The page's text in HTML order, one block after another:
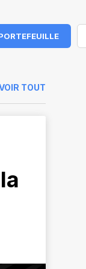
TOUT